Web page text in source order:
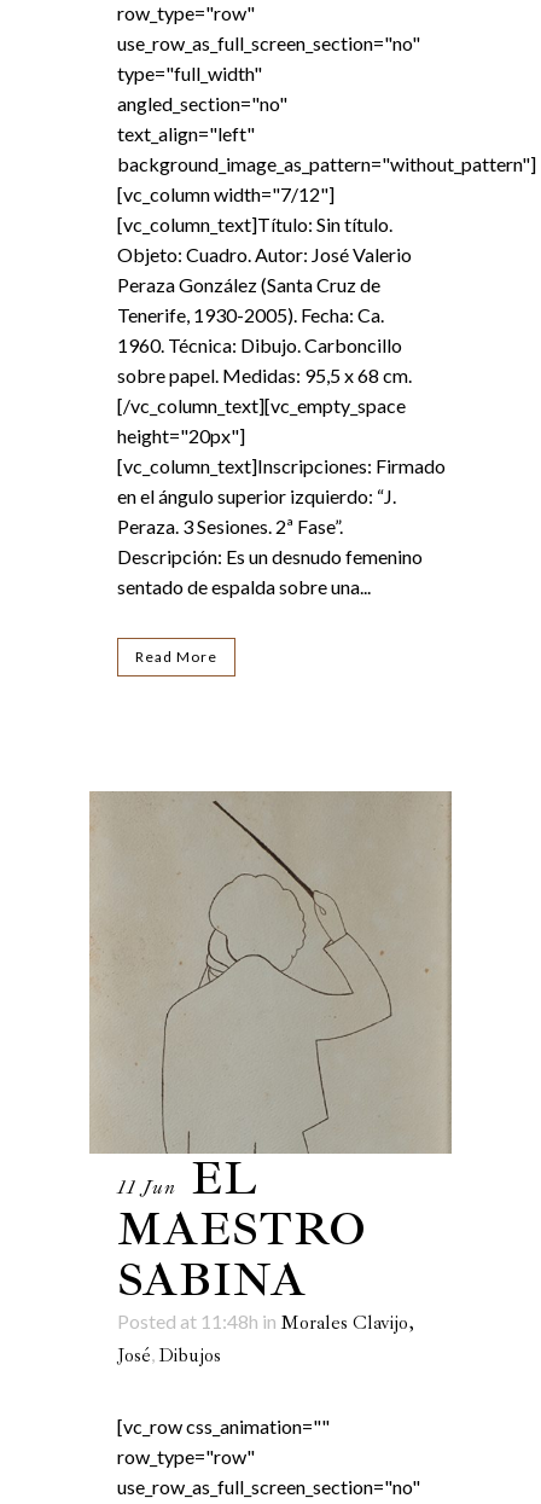
row_type="row"
use_row_as_full_screen_section="no"
type="full_width"
angled_section="no"
text_align="left"
background_image_as_pattern="without_pattern"]
[vc_column width="7/12"]
[vc_column_text]Título: Sin título.
Objeto: Cuadro. Autor: José Valerio
Peraza González (Santa Cruz de
Tenerife, 1930-2005). Fecha: Ca.
1960. Técnica: Dibujo. Carboncillo
sobre papel. Medidas: 95,5 x 68 cm.
[/vc_column_text][vc_empty_space
height="20px"]
[vc_column_text]Inscripciones: Firmado
en el ángulo superior izquierdo: “J.
Peraza. 3 Sesiones. 2ª Fase”.
Descripción: Es un desnudo femenino
sentado de espalda sobre una...
Read More
11 Jun
EL
MAESTRO
SABINA
Posted at 11:48h in Morales Clavijo,
José, Dibujos
[vc_row css_animation=""
row_type="row"
use_row_as_full_screen_section="no"